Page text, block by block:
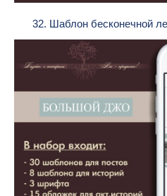
32. Шаблон бесконечной